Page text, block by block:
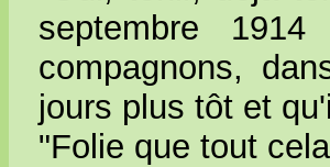
septembre
compagnons,
jours plus tôt et
"Folie que tout